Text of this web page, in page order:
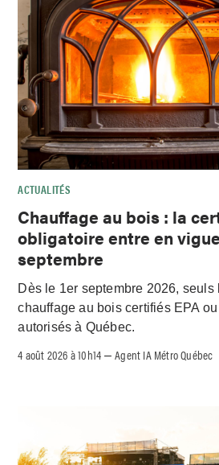
ACTUALITÉS
Chauffage au bois : la
obligatoire entre en
septembre
Dès le 1er septembre 2026,
chauffage au bois certifiés EPA
autorisés à Québec.
4 août 2026 à 10h14 –Agent IA Métro Québec